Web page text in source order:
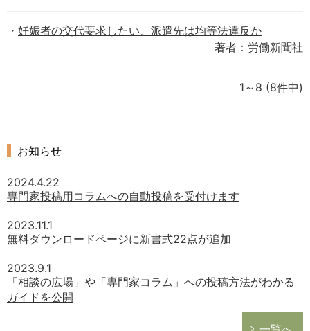
妊娠者の交代要求したい、派遣先は均等法違反か
著者：労働新聞社
1～8 (8件中)
お知らせ
2024.4.22
専門家投稿用コラムへの自動投稿を受付けます
2023.11.1
無料ダウンロードページに新書式22点が追加
2023.9.1
「相談の広場」や「専門家コラム」への投稿方法がわかる
ガイドを公開